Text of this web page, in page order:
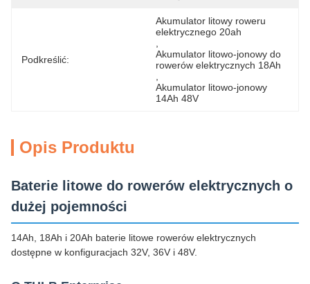
Podkreślić:
Akumulator litowy roweru
elektrycznego 20ah
Akumulator litowo-jonowy do
rowerów elektrycznych 18Ah
Akumulator litowo-jonowy
14Ah 48V
Opis Produktu
Baterie litowe do rowerów elektrycznych o
dużej pojemności
14Ah, 18Ah i 20Ah baterie litowe rowerów elektrycznych
dostępne w konfiguracjach 32V, 36V i 48V.